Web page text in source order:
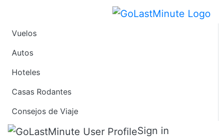
Vuelos
Autos
Hoteles
Casas Rodantes
Consejos de Viaje
Sign in
Solo ida